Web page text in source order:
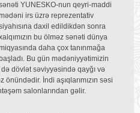
YUNESKO-nun qeyri-maddi
irs üzrə reprezentativ
daxil edildikdən sonra
bu ölməz sənəti dünya
daha çox tanınmağa
başladı. Bu gün mədəniyyətimizin
dövlət səviyyəsində qayğı və
İndi aşıqlarımızın səsi
salonlarından gəlir.